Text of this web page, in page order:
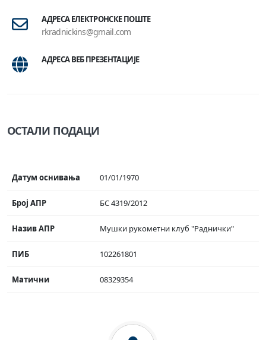
АДРЕСА ЕЛЕКТРОНСКЕ ПОШТЕ
rkradnickins@gmail.com
АДРЕСА ВЕБ ПРЕЗЕНТАЦИЈЕ
ОСТАЛИ ПОДАЦИ
Датум оснивања 01/01/1970
Број АПР БС 4319/2012
Назив АПР Мушки рукометни клуб "Раднички"
ПИБ 102261801
Матични 08329354